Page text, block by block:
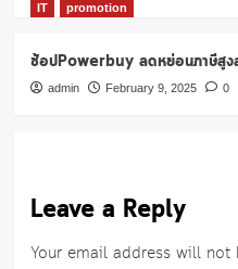
IT
promotion
ช้อปPowerbuy ลดหย่อนภาษีสู
admin February 9, 2025 0
Leave a Reply
Your email address will not